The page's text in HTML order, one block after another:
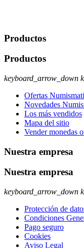
Productos
Productos
keyboard_arrow_down
Ofertas
Novedades
Los más vendidos
Mapa del sitio
Vender monedas
Nuestra empresa
Nuestra empresa
keyboard_arrow_down
Protección de
Condiciones
Pago seguro
Cookies
Aviso Legal